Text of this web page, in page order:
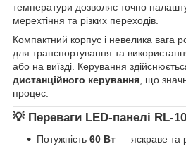
температури дозволяє точно
мерехтіння та різких переходів.
Компактний корпус і невелика вага
для транспортування та
або на виїзді. Керування
дистанційного керування , що
процес.
💡 Переваги LED-панелі RL-
Потужність 60 Вт — яскраве та